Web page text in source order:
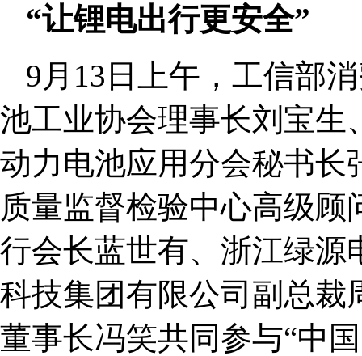
“让锂电出行更安全”
9月13日上午，工信部
池工业协会理事长刘宝生
动力电池应用分会秘书长
质量监督检验中心高级
行会长蓝世有、浙江绿源
科技集团有限公司副总裁
董事长冯笑共同参与“中